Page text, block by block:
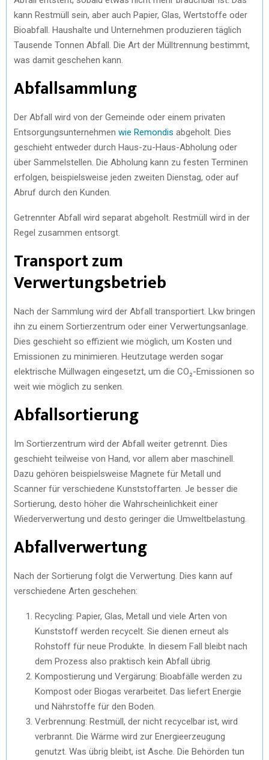
kann Restmüll sein, aber auch Papier, Glas, Wertstoffe oder
Bioabfall. Haushalte und Unternehmen produzieren täglich
Tausende Tonnen Abfall. Die Art der Mülltrennung bestimmt,
was damit geschehen kann.
Abfallsammlung
Der Abfall wird von der Gemeinde oder einem privaten
Entsorgungsunternehmen wie Remondis abgeholt. Dies
geschieht entweder durch Haus-zu-Haus-Abholung oder
über Sammelstellen. Die Abholung kann zu festen Terminen
erfolgen, beispielsweise jeden zweiten Dienstag, oder auf
Abruf durch den Kunden.
Getrennter Abfall wird separat abgeholt. Restmüll wird in der
Regel zusammen entsorgt.
Transport zum
Verwertungsbetrieb
Nach der Sammlung wird der Abfall transportiert. Lkw bringen
ihn zu einem Sortierzentrum oder einer Verwertungsanlage.
Dies geschieht so effizient wie möglich, um Kosten und
Emissionen zu minimieren. Heutzutage werden sogar
elektrische Müllwagen eingesetzt, um die CO₂-Emissionen so
weit wie möglich zu senken.
Abfallsortierung
Im Sortierzentrum wird der Abfall weiter getrennt. Dies
geschieht teilweise von Hand, vor allem aber maschinell.
Dazu gehören beispielsweise Magnete für Metall und
Scanner für verschiedene Kunststoffarten. Je besser die
Sortierung, desto höher die Wahrscheinlichkeit einer
Wiederverwertung und desto geringer die Umweltbelastung.
Abfallverwertung
Nach der Sortierung folgt die Verwertung. Dies kann auf
verschiedene Arten geschehen:
Recycling: Papier, Glas, Metall und viele Arten von
Kunststoff werden recycelt. Sie dienen erneut als
Rohstoff für neue Produkte. In diesem Fall bleibt nach
dem Prozess also praktisch kein Abfall übrig.
Kompostierung und Vergärung: Bioabfälle werden zu
Kompost oder Biogas verarbeitet. Das liefert Energie
und Nährstoffe für den Boden.
Verbrennung: Restmüll, der nicht recycelbar ist, wird
verbrannt. Die Wärme wird zur Energieerzeugung
genutzt. Was übrig bleibt, ist Asche. Die Behörden tun